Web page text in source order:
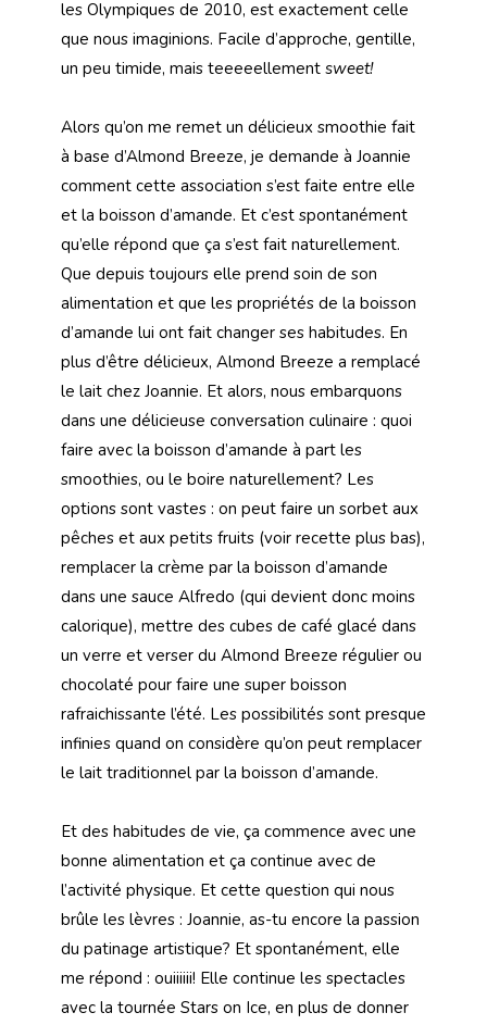
les Olympiques de 2010, est exactement celle
que nous imaginions. Facile d’approche, gentille,
un peu timide, mais teeeeellement sweet!
Alors qu’on me remet un délicieux smoothie fait
à base d’Almond Breeze, je demande à Joannie
comment cette association s’est faite entre elle
et la boisson d’amande. Et c’est spontanément
qu’elle répond que ça s’est fait naturellement.
Que depuis toujours elle prend soin de son
alimentation et que les propriétés de la boisson
d’amande lui ont fait changer ses habitudes. En
plus d’être délicieux, Almond Breeze a remplacé
le lait chez Joannie. Et alors, nous embarquons
dans une délicieuse conversation culinaire : quoi
faire avec la boisson d’amande à part les
smoothies, ou le boire naturellement? Les
options sont vastes : on peut faire un sorbet aux
pêches et aux petits fruits (voir recette plus bas),
remplacer la crème par la boisson d’amande
dans une sauce Alfredo (qui devient donc moins
calorique), mettre des cubes de café glacé dans
un verre et verser du Almond Breeze régulier ou
chocolaté pour faire une super boisson
rafraichissante l’été. Les possibilités sont presque
infinies quand on considère qu’on peut remplacer
le lait traditionnel par la boisson d’amande.
Et des habitudes de vie, ça commence avec une
bonne alimentation et ça continue avec de
l’activité physique. Et cette question qui nous
brûle les lèvres : Joannie, as-tu encore la passion
du patinage artistique? Et spontanément, elle
me répond : ouiiiiii! Elle continue les spectacles
avec la tournée Stars on Ice, en plus de donner